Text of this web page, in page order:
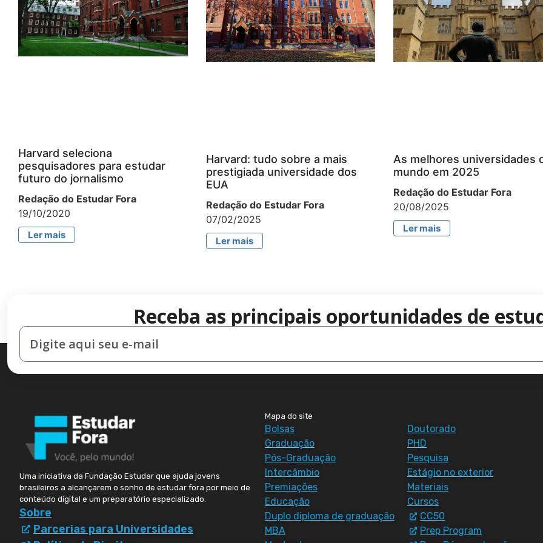
Harvard seleciona
pesquisadores para estudar
futuro do jornalismo
Redação do Estudar Fora
19/10/2020
Ler mais
Harvard: tudo sobre a mais
prestigiada universidade dos
EUA
Redação do Estudar Fora
07/02/2025
Ler mais
As melhores universidades
mundo em 2025
Redação do Estudar Fora
20/08/2025
Ler mais
Receba as principais oportunidades de
Uma iniciativa da Fundação Estudar que ajuda jovens
brasileiros a alcançarem o sonho de estudar fora por meio de
conteúdo digital e um preparatório especializado.
Sobre
Parcerias para Universidades
Mapa do site
Bolsas
Graduação
Pós-Graduação
Intercâmbio
Premiações
Educação
Duplo diploma de graduação
MBA
Doutorado
PHD
Pesquisa
Estágio no exterior
Materiais
Cursos
CC50
Prep Program